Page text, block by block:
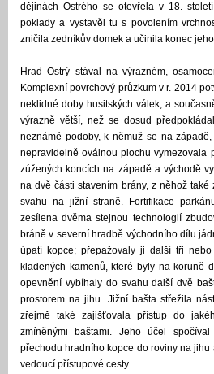
dějinách Ostrého se otevřela v 18.
poklady a vystavěl tu s povolením
zničila zedníkův domek a učinila konec
Hrad Ostrý stával na výrazném,
Komplexní povrchový průzkum v r. 2014
neklidné doby husitských válek, a
výrazně větší, než se dosud
neznámé podoby, k němuž se na
nepravidelně oválnou plochu
zúžených koncích na západě a východě
na dvě části stavením brány, z něhož
svahu na jižní straně. Fortifikace
zesílena dvěma stejnou technologií
bráně v severní hradbě východního dílu
úpatí kopce; přepažovaly ji další tři
kladených kamenů, které byly na koruně
opevnění vybíhaly do svahu další dvě
prostorem na jihu. Jižní bašta střežila
zřejmě také zajišťovala přístup do
zmíněnými baštami. Jeho účel
přechodu hradního kopce do roviny na
vedoucí přístupové cesty.